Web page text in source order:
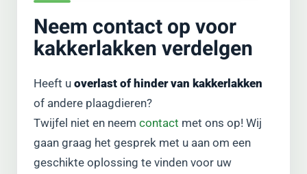
Neem contact op voor
kakkerlakken verdelgen
Heeft u overlast of hinder van kakkerlakken
of andere plaagdieren?
Twijfel niet en neem contact met ons op! Wij
gaan graag het gesprek met u aan om een
geschikte oplossing te vinden voor uw